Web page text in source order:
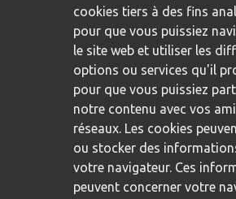
cookies tiers à des fins
pour que vous puissiez
le site web et utiliser les
options ou services qu'il
pour que vous puissiez
notre contenu avec vos
réseaux. Les cookies
ou stocker des
votre navigateur. Ces
peuvent concerner votre